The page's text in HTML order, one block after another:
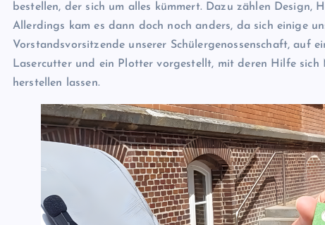
bestellen, der sich um alles kümmert. Dazu zählen Design,
Allerdings kam es dann doch noch anders, da sich einige
Vorstandsvorsitzende unserer Schülergenossenschaft, auf
Lasercutter und ein Plotter vorgestellt, mit deren Hilfe sich
herstellen lassen.